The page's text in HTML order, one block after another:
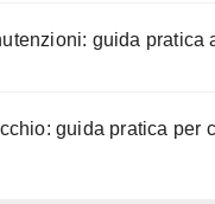
guida pratica
guida pratica per